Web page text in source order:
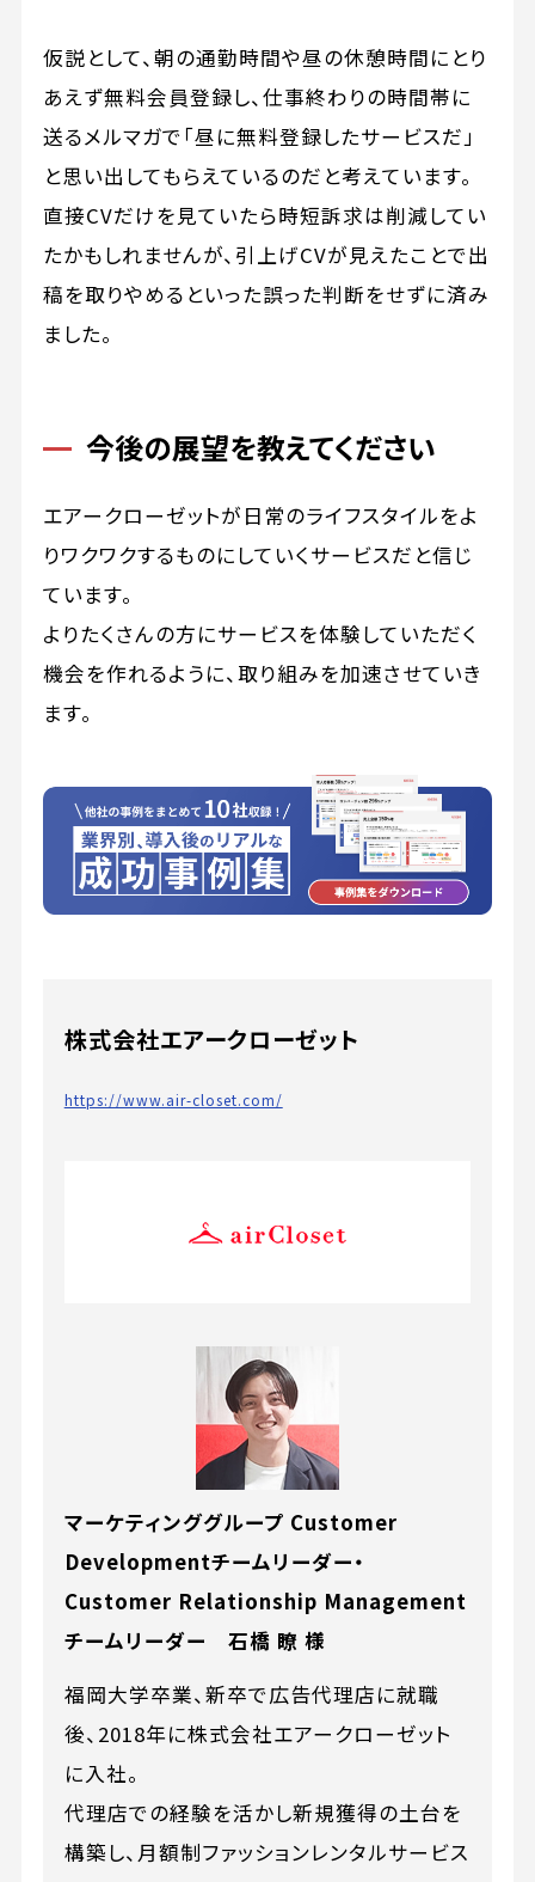
仮説として、朝の通勤時間や昼の休憩時間にとり
あえず無料会員登録し、仕事終わりの時間帯に
送るメルマガで「昼に無料登録したサービスだ」
と思い出してもらえているのだと考えています。
直接CVだけを見ていたら時短訴求は削減してい
たかもしれませんが、引上げCVが見えたことで出
稿を取りやめるといった誤った判断をせずに済み
ました。
今後の展望を教えてください
エアークローゼットが日常のライフスタイルをよ
りワクワクするものにしていくサービスだと信じ
ています。
よりたくさんの方にサービスを体験していただく
機会を作れるように、取り組みを加速させていき
ます。
株式会社エアークローゼット
https://www.air-closet.com/
マーケティンググループ Customer
Developmentチームリーダー・
Customer Relationship Management
チームリーダー 石橋 瞭 様
福岡大学卒業、新卒で広告代理店に就職
後、2018年に株式会社エアークローゼット
に入社。
代理店での経験を活かし新規獲得の土台を
構築し、月額制ファッションレンタルサービス